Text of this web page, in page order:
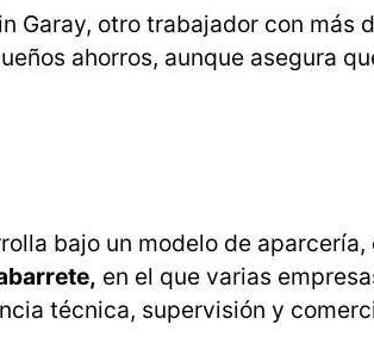
Garay, otro trabajador con más
ahorros, aunque asegura
bajo un modelo de aparcería,
en el que varias
técnica, supervisión y